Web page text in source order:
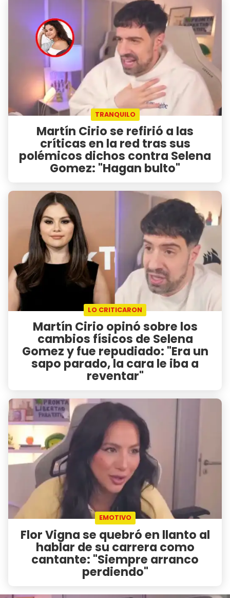
TRANQUILO
Martín Cirio se refirió a las
críticas en la red tras sus
polémicos dichos contra Selena
Gomez: "Hagan bulto"
LO CRITICARON
Martín Cirio opinó sobre los
cambios físicos de Selena
Gomez y fue repudiado: "Era un
sapo parado, la cara le iba a
reventar"
EMOTIVO
Flor Vigna se quebró en llanto al
hablar de su carrera como
cantante: "Siempre arranco
perdiendo"